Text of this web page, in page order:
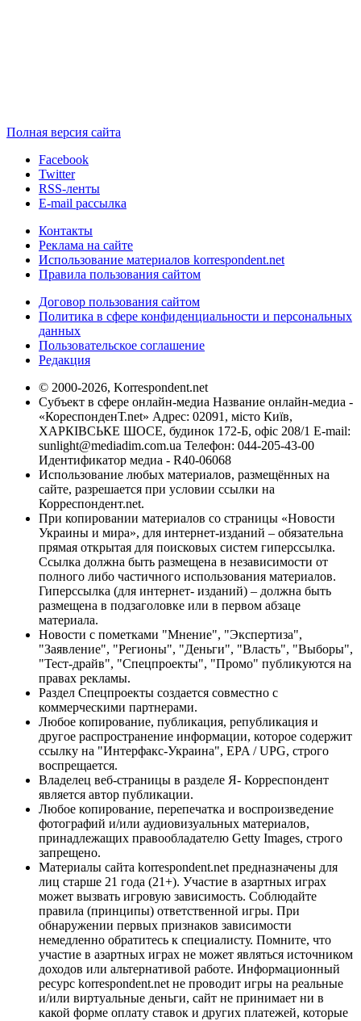
Полная версия сайта
Facebook
Twitter
RSS-ленты
E-mail рассылка
Контакты
Реклама на сайте
Использование материалов korrespondent.net
Правила пользования сайтом
Договор пользования сайтом
Политика в сфере конфиденциальности и персональных
данных
Пользовательское соглашение
Редакция
© 2000-2026, Korrespondent.net
Субъект в сфере онлайн-медиа Название онлайн-медиа -
«КореспонденТ.net» Адрес: 02091, місто Київ,
ХАРКІВСЬКЕ ШОСЕ, будинок 172-Б, офіс 208/1 E-mail:
sunlight@mediadim.com.ua Телефон: 044-205-43-00
Идентификатор медиа - R40-06068
Использование любых материалов, размещённых на
сайте, разрешается при условии ссылки на
Корреспондент.net.
При копировании материалов со страницы «Новости
Украины и мира», для интернет-изданий – обязательна
прямая открытая для поисковых систем гиперссылка.
Ссылка должна быть размещена в независимости от
полного либо частичного использования материалов.
Гиперссылка (для интернет- изданий) – должна быть
размещена в подзаголовке или в первом абзаце
материала.
Новости с пометками "Мнение", "Экспертиза",
"Заявление", "Регионы", "Деньги", "Власть", "Выборы",
"Тест-драйв", "Спецпроекты", "Промо" публикуются на
правах рекламы.
Раздел Спецпроекты создается совместно с
коммерческими партнерами.
Любое копирование, публикация, републикация и
другое распространение информации, которое содержит
ссылку на "Интерфакс-Украина", EPA / UPG, строго
воспрещается.
Владелец веб-страницы в разделе Я- Корреспондент
является автор публикации.
Любое копирование, перепечатка и воспроизведение
фотографий и/или аудиовизуальных материалов,
принадлежащих правообладателю Getty Images, строго
запрещено.
Материалы сайта korrespondent.net предназначены для
лиц старше 21 года (21+). Участие в азартных играх
может вызвать игровую зависимость. Соблюдайте
правила (принципы) ответственной игры. При
обнаружении первых признаков зависимости
немедленно обратитесь к специалисту. Помните, что
участие в азартных играх не может являться источником
доходов или альтернативой работе. Информационный
ресурс korrespondent.net не проводит игры на реальные
и/или виртуальные деньги, сайт не принимает ни в
какой форме оплату ставок и других платежей, которые